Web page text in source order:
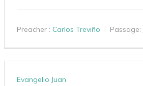
Preacher : Carlos Treviño Passage:
Evangelio Juan